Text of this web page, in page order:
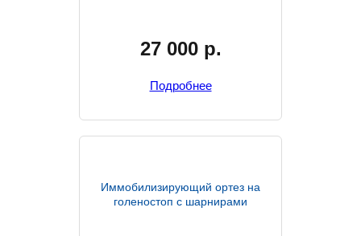
27 000р.
Подробнее
Иммобилизирующий ортез на
голеностоп с шарнирами